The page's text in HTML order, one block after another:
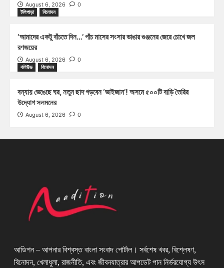
August 6, 2026
0
টলিপাড়া
বিনোদন
‘আমাদের একটু বাঁচতে দিন…’ পাঁচ মাসের সংসার ভাঙার গুঞ্জনের জেরে চোখে জল
রণজয়ের
August 6, 2026
0
বলিউড
বিনোদন
বন্যায় ভেঙেছে ঘর, নতুন ছাদ গড়বেন ‘ভাইজান’! অসমে ৫০০টি বাড়ি তৈরির
উদ্যোগ সলমনের
August 6, 2026 0
আডিশন – আপনার বিশ্বস্ত বাংলা সংবাদ পোর্টাল। সর্বশেষ খবর, বিশ্লেষণ,
বিনোদন, খেলাধুলা, রাজনীতি, এবং জীবনযাত্রার আপডেট পান নির্ভরযোগ্য উৎস